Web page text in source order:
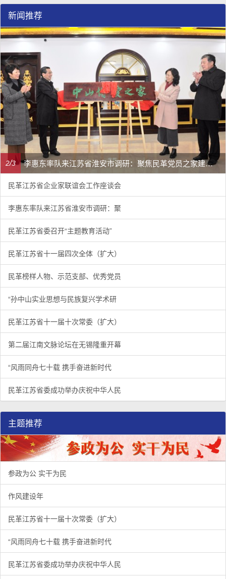
新闻推荐
李惠东率队来江苏省淮安市调研：聚焦民革党员之家建设管理、学龄前儿童爱国主义教育
2/3
民革江苏省企业家联谊会工作座谈会
李惠东率队来江苏省淮安市调研：聚
民革江苏省委召开“主题教育活动”
民革江苏省十一届四次全体（扩大）
民革榜样人物、示范支部、优秀党员
“孙中山实业思想与民族复兴学术研
民革江苏省十一届十次常委（扩大）
第二届江南文脉论坛在无锡隆重开幕
“风雨同舟七十载 携手奋进新时代
民革江苏省委成功举办庆祝中华人民
主题推荐
参政为公 实干为民
作风建设年
民革江苏省十一届十次常委（扩大）
“风雨同舟七十载 携手奋进新时代
民革江苏省委成功举办庆祝中华人民